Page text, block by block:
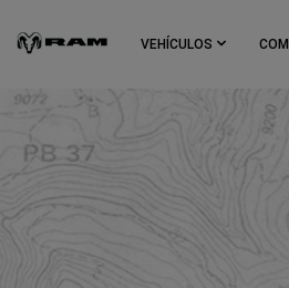
Main
VEHÍCULOS